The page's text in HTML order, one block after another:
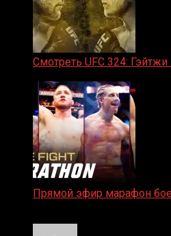
Смотреть UFC 324:
Прямой эфир марафон